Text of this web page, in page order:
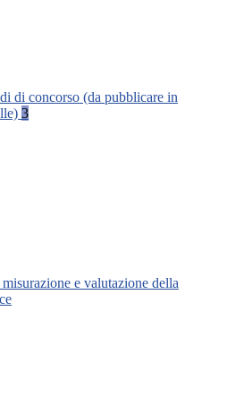
di concorso (da pubblicare in
3
e valutazione della